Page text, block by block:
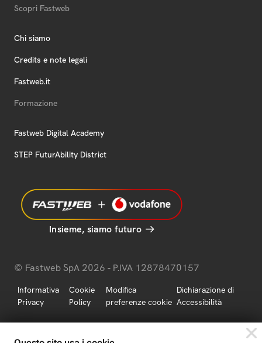
Scopri Fastweb
Chi siamo
Credits e note legali
Fastweb.it
Formazione
Fastweb Digital Academy
STEP FuturAbility District
Insieme, siamo futuro
© Fastweb SpA 2026 - P.IVA 12878470157
Informativa
Privacy
Cookie
Policy
Modifica
preferenze cookie
Dichiarazione di
Accessibilità